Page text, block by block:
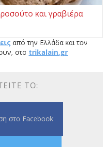
και γραβιέρα
από την Ελλάδα και τον
στο trikalain.gr
ΤΟ:
στο Facebook